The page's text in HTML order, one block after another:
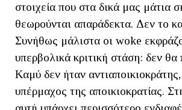
στοιχεία που στα δικά μας μάτια
θεωρούνται απαράδεκτα. Δεν το
Συνήθως μάλιστα οι woke
υπερβολικά κριτική στάση: δεν θα
Καμύ δεν ήταν
υπέρμαχος της αποικιοκρατίας.